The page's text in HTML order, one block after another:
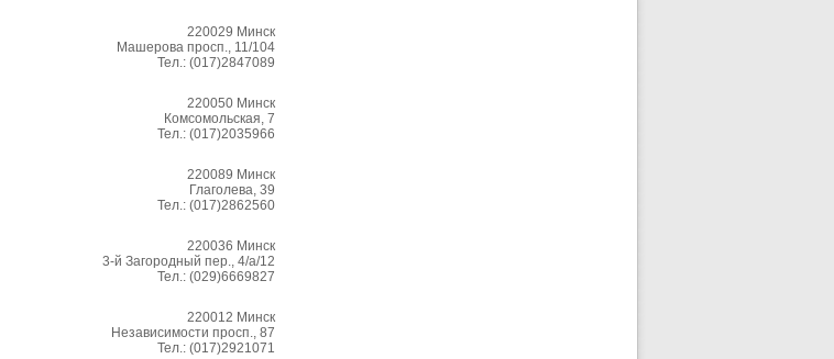
220029 Минск
Машерова просп., 11/104
Тел.: (017)2847089
220050 Минск
Комсомольская, 7
Тел.: (017)2035966
220089 Минск
Глаголева, 39
Тел.: (017)2862560
220036 Минск
3-й Загородный пер., 4/а/12
Тел.: (029)6669827
220012 Минск
Независимости просп., 87
Тел.: (017)2921071